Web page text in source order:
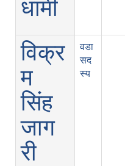
धामी
विक्र
म
सिंह
जाग
री
वडा
सद
स्य